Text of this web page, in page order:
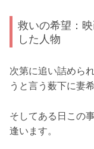
救いの希望：
した人物
次第に追い詰めら
うと言う薮下に妻
そしてある日この
逢います。